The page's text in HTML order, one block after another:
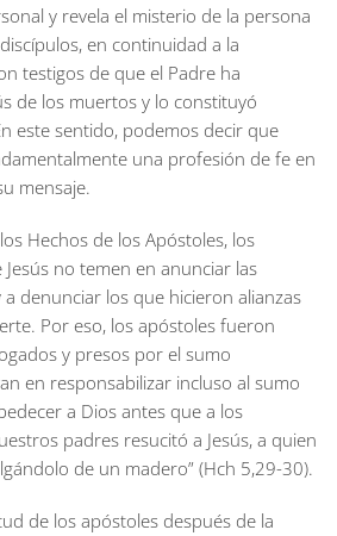
y revela el misterio de la persona
en continuidad a la
testigos de que el Padre ha
de los muertos y lo constituyó
este sentido, podemos decir que
una profesión de fe en
mensaje.
Hechos de los Apóstoles, los
no temen en anunciar las
a denunciar los que hicieron alianzas
Por eso, los apóstoles fueron
y presos por el sumo
en responsabilizar incluso al sumo
a Dios antes que a los
padres resucitó a Jesús, a quien
de un madero” (Hch 5,29-30).
de los apóstoles después de la